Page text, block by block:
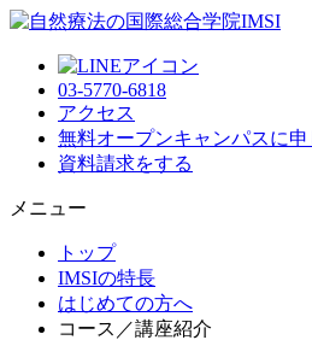
03-5770-6818
アクセス
無料オープンキャンパスに
資料請求をする
メニュー
トップ
IMSIの特長
はじめての方へ
コース／講座紹介